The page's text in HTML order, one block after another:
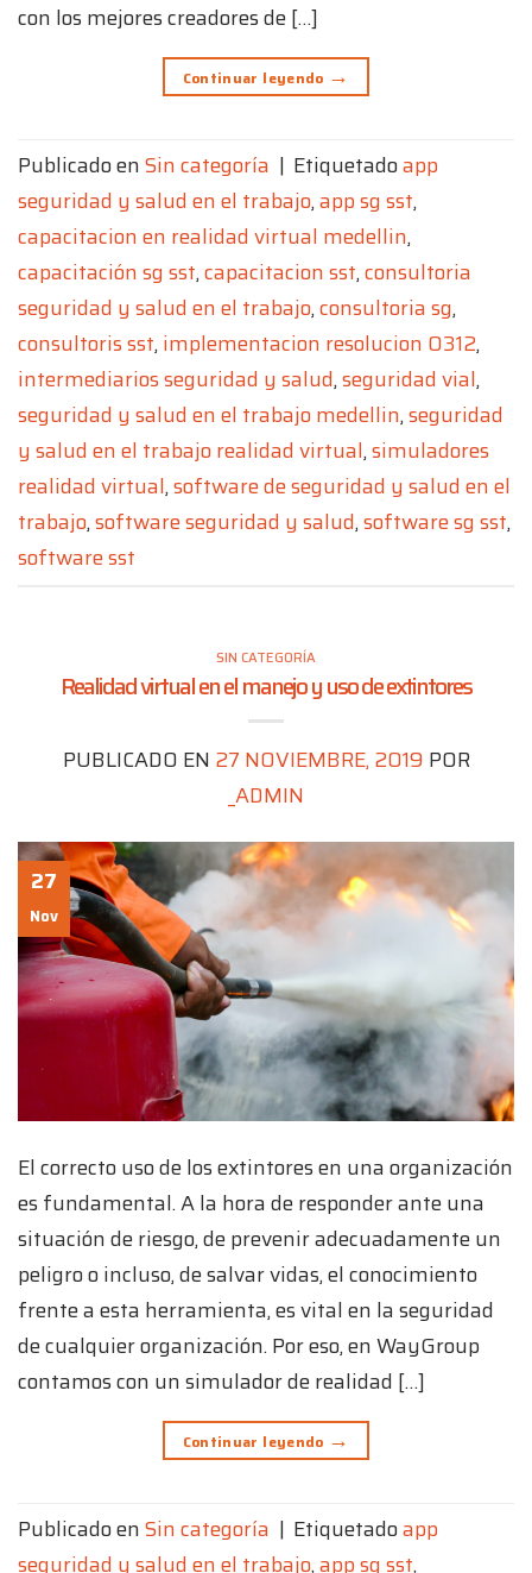
con los mejores creadores de […]
Continuar leyendo →
Publicado enSin categoría | Etiquetadoapp
seguridad y salud en el trabajo,app sg sst,
capacitacion en realidad virtual medellin,
capacitación sg sst,capacitacion sst,consultoria
seguridad y salud en el trabajo,consultoria sg,
consultoris sst,implementacion resolucion 0312,
intermediarios seguridad y salud,seguridad vial,
seguridad y salud en el trabajo medellin,seguridad
y salud en el trabajo realidad virtual,simuladores
realidad virtual,software de seguridad y salud en el
trabajo,software seguridad y salud,software sg sst,
software sst
SIN CATEGORÍA
Realidad virtual en el manejo y uso de extintores
PUBLICADO EN 27 NOVIEMBRE, 2019 POR
_ADMIN
27
Nov
El correcto uso de los extintores en una organización
es fundamental. A la hora de responder ante una
situación de riesgo, de prevenir adecuadamente un
peligro o incluso, de salvar vidas, el conocimiento
frente a esta herramienta, es vital en la seguridad
de cualquier organización. Por eso, en WayGroup
contamos con un simulador de realidad […]
Continuar leyendo →
Publicado enSin categoría | Etiquetadoapp
seguridad y salud en el trabajo,app sg sst,